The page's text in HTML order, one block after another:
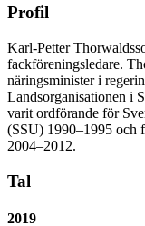
Profil
Karl-Petter
fackföreningsledare.
näringsminister i
Landsorganisationen i
varit ordförande för
(SSU) 1990–1995 och
2004–2012.
Tal
2019